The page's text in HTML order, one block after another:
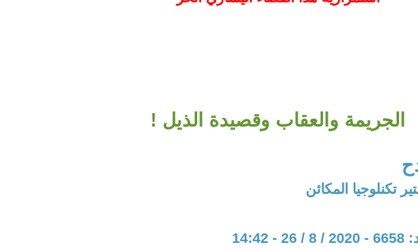
الجريمة والعقاب وقصيدة الذيل !
تكنلوجيا المكائن